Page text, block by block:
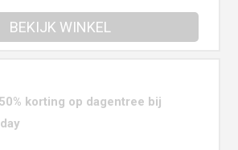
BEKIJK WINKEL
korting op dagentree bij